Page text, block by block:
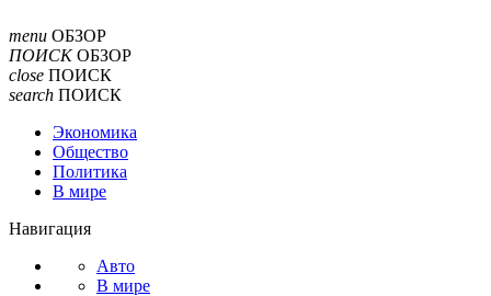
menu ОБЗОР
ПОИСК ОБЗОР
close ПОИСК
search ПОИСК
Экономика
Общество
Политика
В мире
Навигация
Авто
В мире